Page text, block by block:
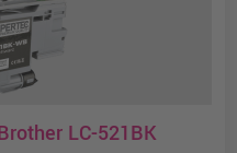
LC-521BK